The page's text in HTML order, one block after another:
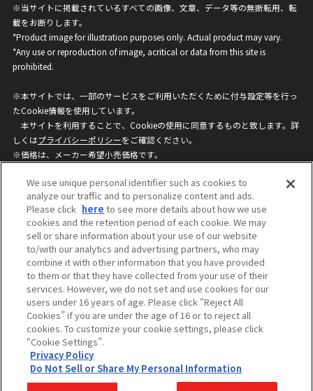
※当サイトに掲載されているすべての画像、文章、データ等の無断転用、転
載をお断りします。
*Product image for illustration purposes only. Actual product may vary.
*Any use or reproduction of image, acritical or data from this site is
prohibited.
※本サイトでは、一部のサービスをご利用いただくために付与設定等を行っ
たCookie情報を使用しています。
本サイトを利用することで、Cookieの使用に同意するものと致します。詳
しくはプライバシーポリシーをご確認ください。
※価格は、メーカー希望小売価格です。
ざいますのでご了承ください。
privacypolicy
Do Not Sell or Share My
Personal Information
ウェブサイトご利用条件
ソーシャルメディアポリシー
個人情報保護方針
お問い合わせ
©BANDAI
コピーライト一覧を表示する
We use unique personal identifier such as cookies to
analyze our traffic and to personalize content and ads.
Please click here to see more details about how we use
cookies and the retention period of each cookie. We may
sell or share information about your use of our website
to/with our analytics and advertising partners, who may
combine it with other information that you have provided
to them or that they have collected from your use of their
services. However, we do not set and use cookies for our
users under 16 years of age. Please click “Reject All
Cookies” if you are under the age of 16 or to reject all
cookies. To customize your cookie settings, please click
“Cookie Settings”.
Privacy Policy
Do Not Sell or Share My Personal Information